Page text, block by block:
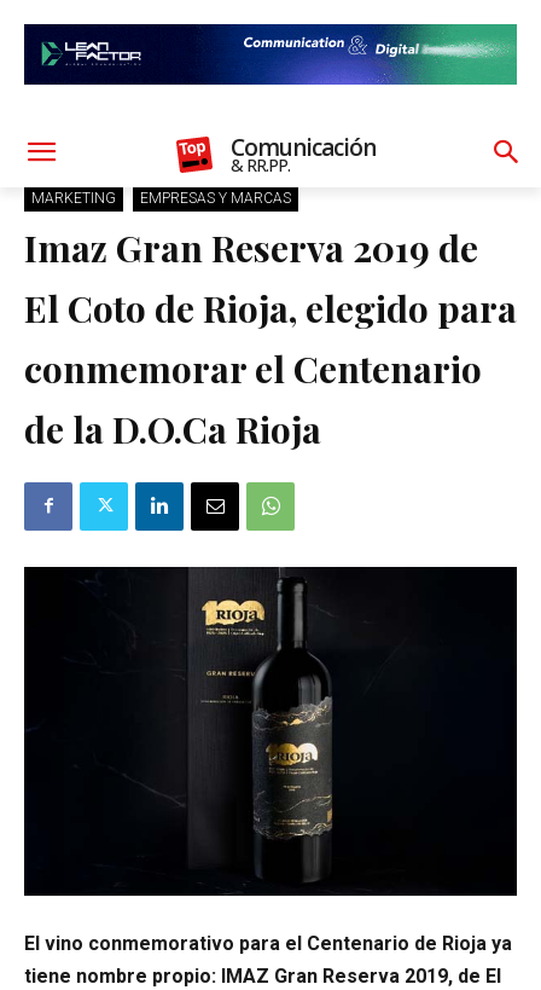
Comunicación
& RR.PP.
MARKETING EMPRESAS Y MARCAS
Imaz Gran Reserva 2019 de
El Coto de Rioja, elegido para
conmemorar el Centenario
de la D.O.Ca Rioja
El vino conmemorativo para el Centenario de Rioja ya
tiene nombre propio: IMAZ Gran Reserva 2019, de El